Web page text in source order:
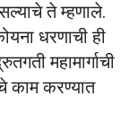
ते म्हणाले.
धरणाची ही
महामार्गाची
काम करण्यात